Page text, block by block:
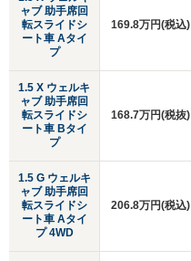
ャブ 助手席回
転スライドシ
ート車 Aタイ
プ
1.5 X ウェルキ
ャブ 助手席回
転スライドシ
ート車 Bタイ
プ
1.5 G ウェルキ
ャブ 助手席回
転スライドシ
ート車 Aタイ
プ 4WD
169.8万円(税込)
168.7万円(税抜)
206.8万円(税込)